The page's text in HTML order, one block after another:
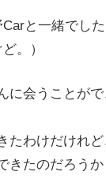
と一緒でした
。）
会うことがで
わけだけれど
きたのだろうか